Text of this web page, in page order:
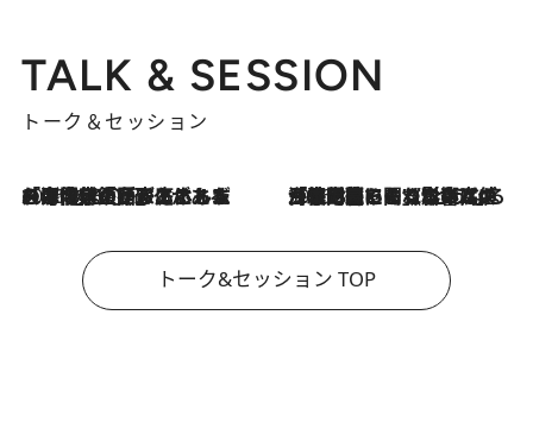
TALK & SESSION
トーク＆セッション
2026.8.3
「今後値上げがあるとすれば…」「リスクがあるのは今年の冬」エネルギー専門家が語る、ホルムズ海峡封鎖が家庭にもたらす“ある心配” 2026.8.3
「住宅建てられない…」「サーチャージ料の高値が続いている」ホルムズ海峡封鎖による影響はいつまで続く？《エネルギー専門家に聞く“どうなる日本の暮らし”》
トーク&セッション TOP